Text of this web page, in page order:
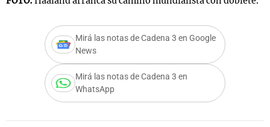
Mirá las notas de Cadena 3 en Google
News
Mirá las notas de Cadena 3 en
WhatsApp